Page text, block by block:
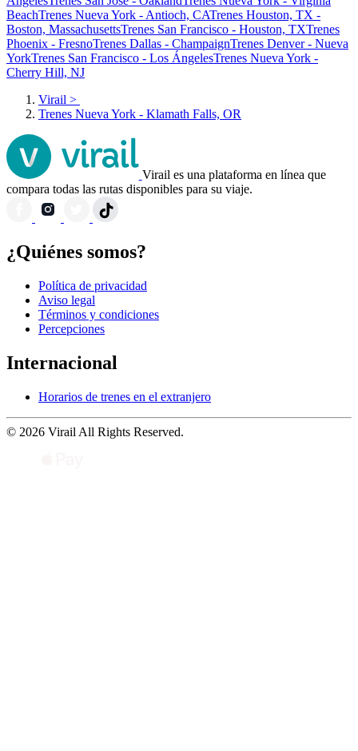
BeachTrenes Nueva York - Antioch, CATrenes Houston, TX -
Boston, MassachusettsTrenes San Francisco - Houston, TXTrenes
Phoenix - FresnoTrenes Dallas - ChampaignTrenes Denver - Nueva
YorkTrenes San Francisco - Los ÁngelesTrenes Nueva York -
Cherry Hill, NJ
Virail >
Trenes Nueva York - Klamath Falls, OR
Virail es una plataforma en línea que
compara todas las rutas disponibles para su viaje.
¿Quiénes somos?
Política de privacidad
Aviso legal
Términos y condiciones
Percepciones
Internacional
Horarios de trenes en el extranjero
© 2026 Virail All Rights Reserved.